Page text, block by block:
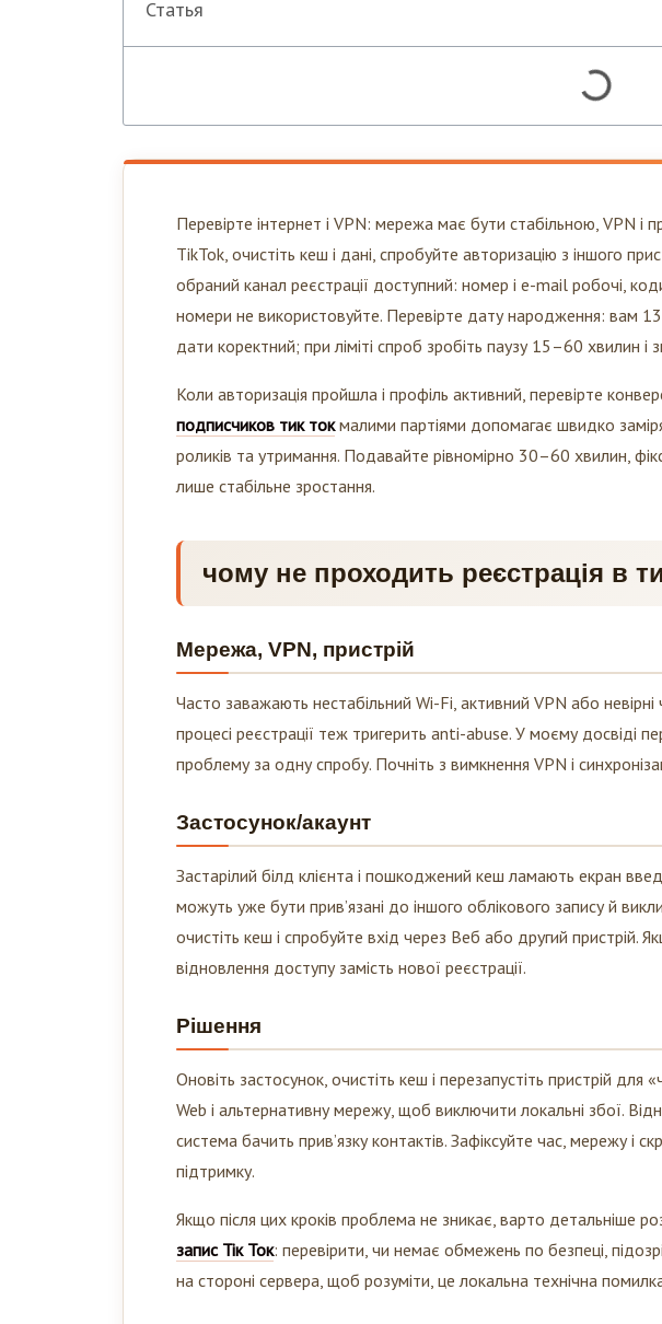
Статья
Перевірте інтернет і VPN: мережа має бути стабільною, VPN і
TikTok, очистіть кеш і дані, спробуйте авторизацію з іншого
обраний канал реєстрації доступний: номер і e-mail робочі,
номери не використовуйте. Перевірте дату народження: вам
дати коректний; при ліміті спроб зробіть паузу 15–60 хвилин і
Коли авторизація пройшла і профіль активний, перевірте
подписчиков тик токмалими партіями допомагає швидко
роликів та утримання. Подавайте рівномірно 30–60 хвилин,
лише стабільне зростання.
чому не проходить реєстрація в
Мережа, VPN, пристрій
Часто заважають нестабільний Wi-Fi, активний VPN або невірні
процесі реєстрації теж тригерить anti-abuse. У моєму досвіді
проблему за одну спробу. Почніть з вимкнення VPN і
Застосунок/акаунт
Застарілий білд клієнта і пошкоджений кеш ламають екран
можуть уже бути прив’язані до іншого облікового запису й
очистіть кеш і спробуйте вхід через Веб або другий пристрій.
відновлення доступу замість нової реєстрації.
Рішення
Оновіть застосунок, очистіть кеш і перезапустіть пристрій
Web і альтернативну мережу, щоб виключити локальні збої.
система бачить прив’язку контактів. Зафіксуйте час, мережу і
підтримку.
Якщо після цих кроків проблема не зникає, варто детальніше
запис Тік Ток: перевірити, чи немає обмежень по безпеці,
на стороні сервера, щоб розуміти, це локальна технічна